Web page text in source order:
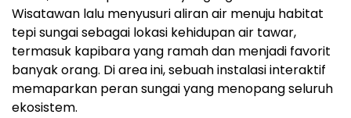
Wisatawan lalu menyusuri aliran air menuju habitat
tepi sungai sebagai lokasi kehidupan air tawar,
termasuk kapibara yang ramah dan menjadi favorit
banyak orang. Di area ini, sebuah instalasi interaktif
memaparkan peran sungai yang menopang seluruh
ekosistem.